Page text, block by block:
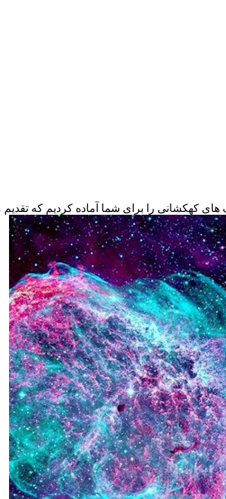
های کهکشانی را برای شما آماده کردیم که تقدیم